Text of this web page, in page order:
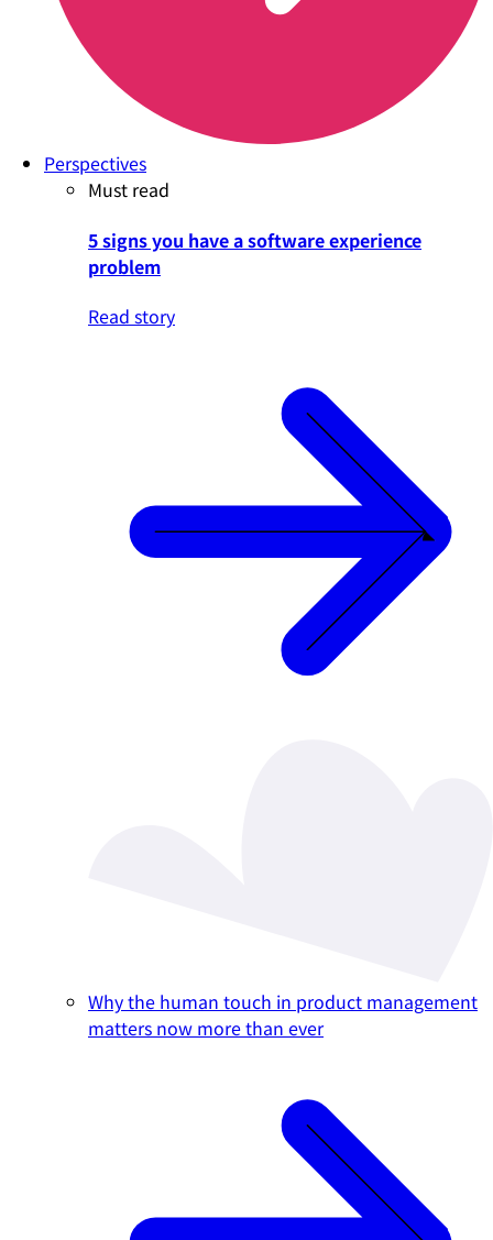
Perspectives
Must read
5 signs you have a software experience
problem
Read story
Why the human touch in product management
matters now more than ever